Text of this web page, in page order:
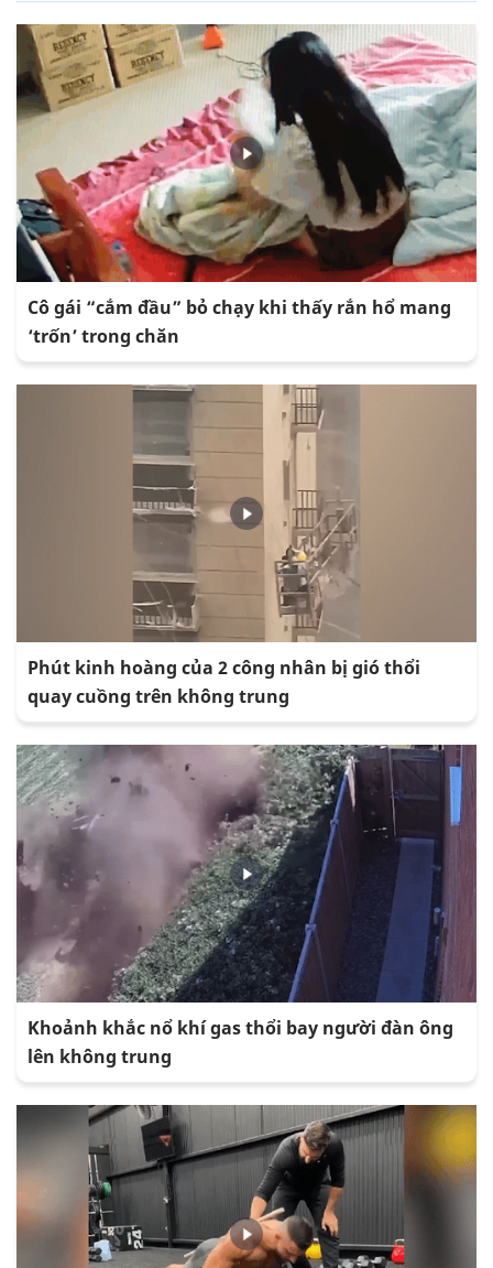
Cô gái “cắm đầu” bỏ chạy khi thấy rắn hổ mang
‘trốn’ trong chăn
Phút kinh hoàng của 2 công nhân bị gió thổi
quay cuồng trên không trung
Khoảnh khắc nổ khí gas thổi bay người đàn ông
lên không trung